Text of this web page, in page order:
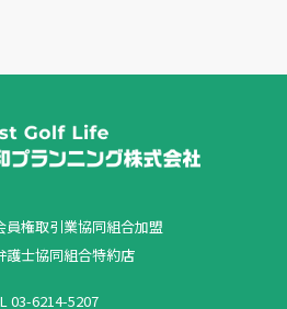
員権取引業協同組合加盟
護士協同組合特約店
03-6214-5207